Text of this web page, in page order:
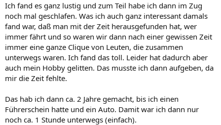
Ich fand es ganz lustig und zum Teil habe ich dann im Zug
noch mal geschlafen. Was ich auch ganz interessant damals
fand war, daß man mit der Zeit herausgefunden hat, wer
immer fährt und so waren wir dann nach einer gewissen Zeit
immer eine ganze Clique von Leuten, die zusammen
unterwegs waren. Ich fand das toll. Leider hat dadurch aber
auch mein Hobby gelitten. Das musste ich dann aufgeben, da
mir die Zeit fehlte.
Das hab ich dann ca. 2 Jahre gemacht, bis ich einen
Führerschein hatte und ein Auto. Damit war ich dann nur
noch ca. 1 Stunde unterwegs (einfach).